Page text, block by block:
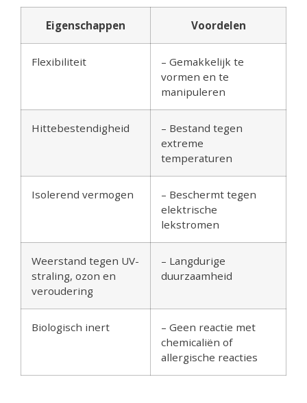
Eigenschappen Voordelen
Flexibiliteit
– Gemakkelijk te
vormen en te
manipuleren
Hittebestendigheid
– Bestand tegen
extreme
temperaturen
Isolerend vermogen
– Beschermt tegen
elektrische
lekstromen
Weerstand tegen UV-
straling, ozon en
veroudering
– Langdurige
duurzaamheid
Biologisch inert
– Geen reactie met
chemicaliën of
allergische reacties